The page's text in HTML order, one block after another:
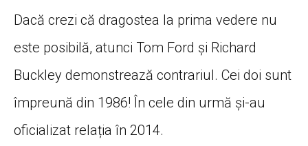
Dacă crezi că dragostea la prima vedere nu
este posibilă, atunci Tom Ford și Richard
Buckley demonstrează contrariul. Cei doi sunt
împreună din 1986! În cele din urmă și-au
oficializat relația în 2014.